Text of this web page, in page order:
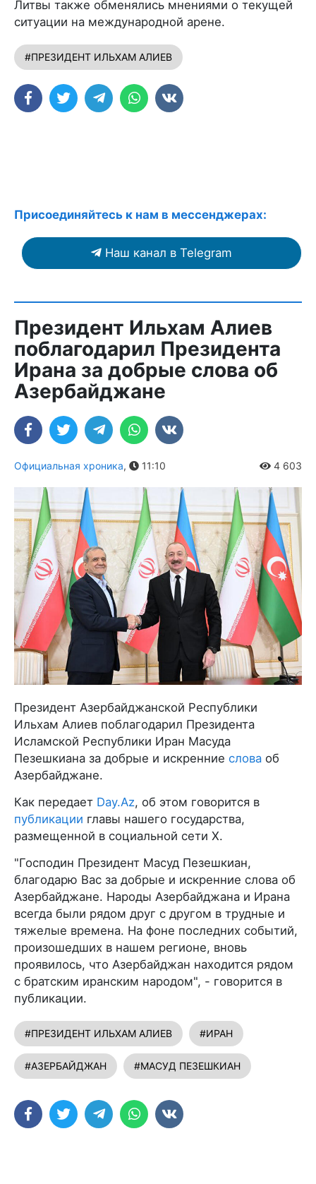
Литвы также обменялись мнениями о текущей
ситуации на международной арене.
#ПРЕЗИДЕНТ ИЛЬХАМ АЛИЕВ
Присоединяйтесь к нам в мессенджерах:
Наш канал в Telegram
Президент Ильхам Алиев
поблагодарил Президента
Ирана за добрые слова об
Азербайджане
Официальная хроника, 11:10 4 603
Президент Азербайджанской Республики
Ильхам Алиев поблагодарил Президента
Исламской Республики Иран Масуда
Пезешкиана за добрые и искренние слова об
Азербайджане.
Как передает Day.Az, об этом говорится в
публикации главы нашего государства,
размещенной в социальной сети Х.
"Господин Президент Масуд Пезешкиан,
благодарю Вас за добрые и искренние слова об
Азербайджане. Народы Азербайджана и Ирана
всегда были рядом друг с другом в трудные и
тяжелые времена. На фоне последних событий,
произошедших в нашем регионе, вновь
проявилось, что Азербайджан находится рядом
с братским иранским народом", - говорится в
публикации.
#ПРЕЗИДЕНТ ИЛЬХАМ АЛИЕВ #ИРАН
#АЗЕРБАЙДЖАН #МАСУД ПЕЗЕШКИАН